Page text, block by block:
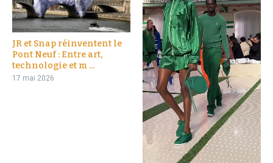
JR et Snap réinventent le
Pont Neuf : Entre art,
technologie et m ...
17 mai 2026